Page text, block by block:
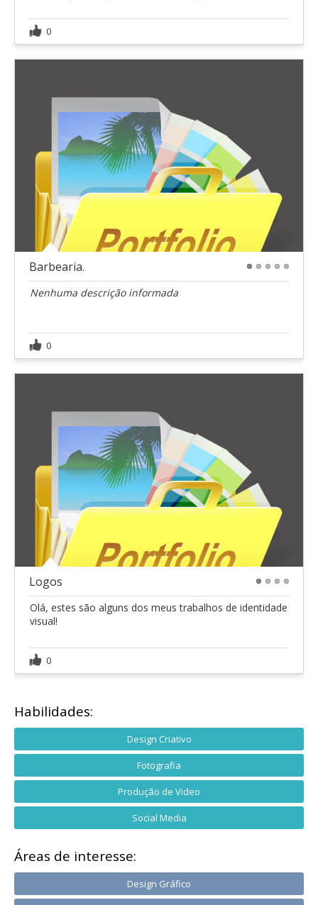
0
Barbearia.
Nenhuma descrição informada
0
Logos
Olá, estes são alguns dos meus trabalhos de identidade
visual!
0
Habilidades:
Design Criativo
Fotografia
Produção de Video
Social Media
Áreas de interesse:
Design Gráfico